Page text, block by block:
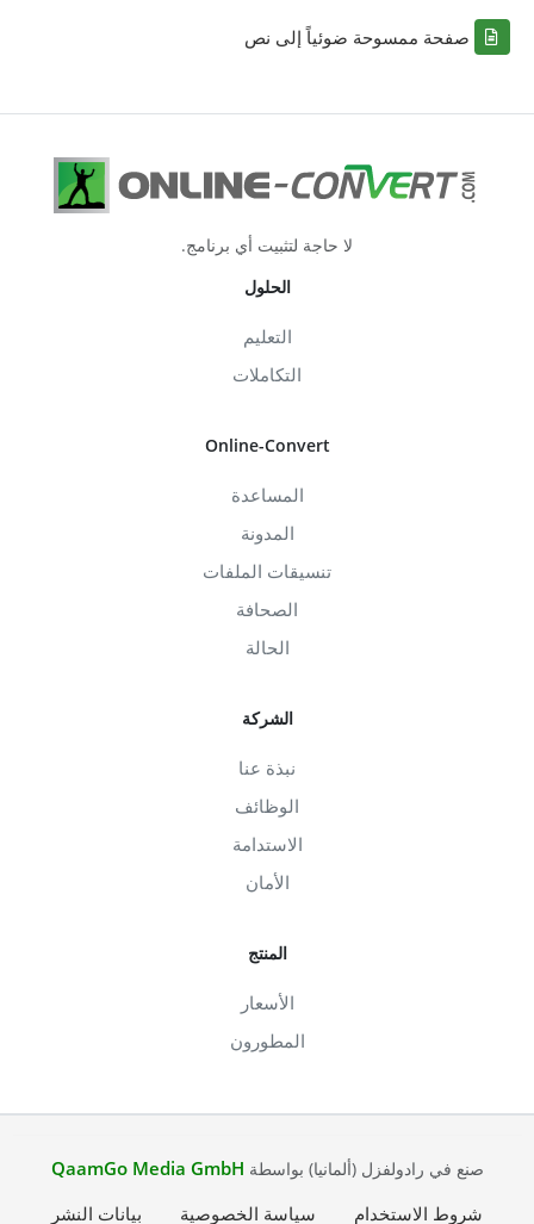
صفحة ممسوحة ضوئياً إلى نص
لا حاجة لتثبيت أي برنامج.
الحلول
التعليم
التكاملات
Online-Convert
المساعدة
المدونة
تنسيقات الملفات
الصحافة
الحالة
الشركة
نبذة عنا
الوظائف
الاستدامة
الأمان
المنتج
الأسعار
المطورون
صنع في رادولفزل (ألمانيا) بواسطة QaamGo Media GmbH
شروط الاستخدام
سياسة الخصوصية بيانات النشر